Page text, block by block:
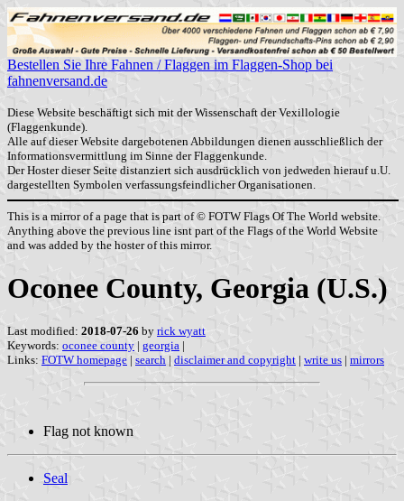
Bestellen Sie Ihre Fahnen / Flaggen im Flaggen-Shop bei
fahnenversand.de
Diese Website beschäftigt sich mit der Wissenschaft der Vexillologie
(Flaggenkunde).
Alle auf dieser Website dargebotenen Abbildungen dienen ausschließlich der
Informationsvermittlung im Sinne der Flaggenkunde.
Der Hoster dieser Seite distanziert sich ausdrücklich von jedweden hierauf u.U.
dargestellten Symbolen verfassungsfeindlicher Organisationen.
This is a mirror of a page that is part of © FOTW Flags Of The World website.
Anything above the previous line isnt part of the Flags of the World Website
and was added by the hoster of this mirror.
Oconee County, Georgia (U.S.)
Last modified: 2018-07-26 by rick wyatt
Keywords: oconee county | georgia |
Links: FOTW homepage | search | disclaimer and copyright | write us | mirrors
Flag not known
Seal